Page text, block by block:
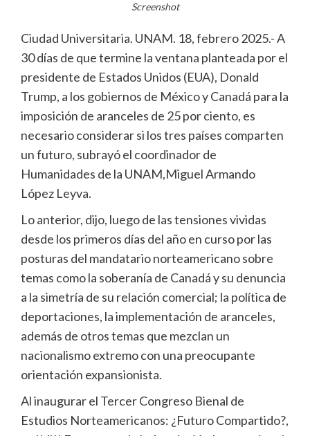
Screenshot
Ciudad Universitaria. UNAM. 18, febrero 2025.- A
30 días de que termine la ventana planteada por el
presidente de Estados Unidos (EUA), Donald
Trump, a los gobiernos de México y Canadá para la
imposición de aranceles de 25 por ciento, es
necesario considerar si los tres países comparten
un futuro, subrayó el coordinador de
Humanidades de la UNAM,Miguel Armando
López Leyva.
Lo anterior, dijo, luego de las tensiones vividas
desde los primeros días del año en curso por las
posturas del mandatario norteamericano sobre
temas como la soberanía de Canadá y su denuncia
a la simetría de su relación comercial; la política de
deportaciones, la implementación de aranceles,
además de otros temas que mezclan un
nacionalismo extremo con una preocupante
orientación expansionista.
Al inaugurar el Tercer Congreso Bienal de
Estudios Norteamericanos: ¿Futuro Compartido?,